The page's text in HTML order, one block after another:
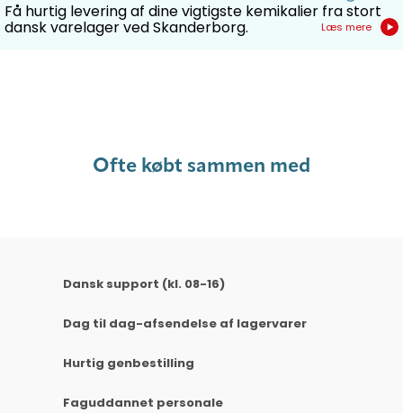
Få hurtig levering af dine vigtigste kemikalier fra stort
dansk varelager ved Skanderborg. Læs mere
Ofte købt sammen med
Dansk support (kl. 08-16)
Dag til dag-afsendelse af lagervarer
Hurtig genbestilling
Faguddannet personale